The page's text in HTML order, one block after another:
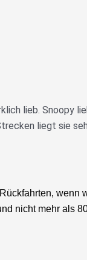
lieb. Snoopy
liegt sie
wenn
nicht mehr als